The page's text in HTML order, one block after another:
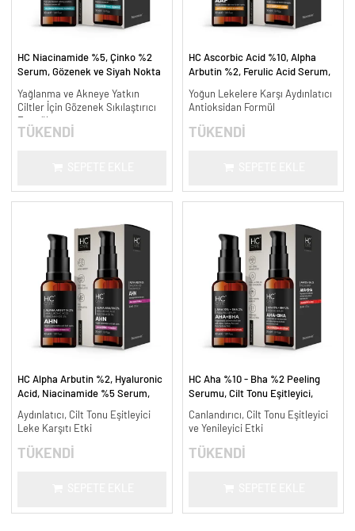
HC Niacinamide %5, Çinko %2
Serum, Gözenek ve Siyah Nokta
30 ml.
Yağlanma ve Akneye Yatkın
Ciltler İçin Gözenek Sıkılaştırıcı
Formül
TÜKENDİ
HC Ascorbic Acid %10, Alpha
Arbutin %2, Ferulic Acid Serum,
ml.
Yoğun Lekelere Karşı Aydınlatıcı
Antioksidan Formül
TÜKENDİ
HC Alpha Arbutin %2, Hyaluronic
Acid, Niacinamide %5 Serum,
ml.
Aydınlatıcı, Cilt Tonu Eşitleyici
Leke Karşıtı Etki
TÜKENDİ
HC Aha %10 - Bha %2 Peeling
Serumu, Cilt Tonu Eşitleyici,
Canlandırıcı, Cilt Tonu Eşitleyici
ve Yenileyici Etki
TÜKENDİ